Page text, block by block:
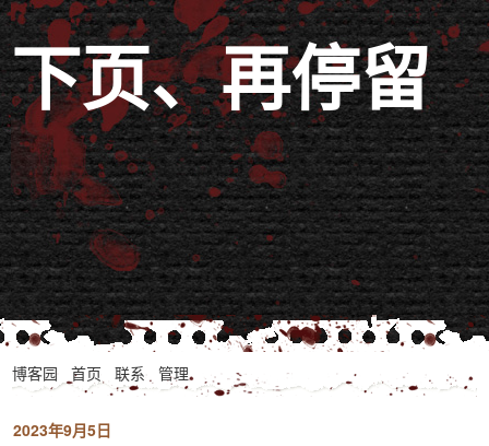
下页、再停留
博客园 首页 联系 管理
2023年9月5日